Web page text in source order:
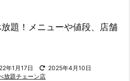
題！メニューや値段、店舗
年1月17日
2025年4月10日
放題チェーン店